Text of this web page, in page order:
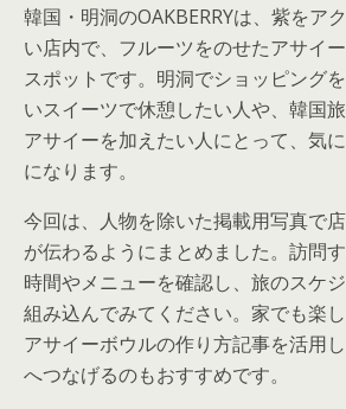
韓国・明洞のOAKBERRYは、紫をア
い店内で、フルーツをのせたアサイ
スポットです。明洞でショッピング
いスイーツで休憩したい人や、韓国
アサイーを加えたい人にとって、気
になります。
今回は、人物を除いた掲載用写真で
が伝わるようにまとめました。訪問
時間やメニューを確認し、旅のスケ
組み込んでみてください。家でも楽し
アサイーボウルの作り方記事を活用
へつなげるのもおすすめです。